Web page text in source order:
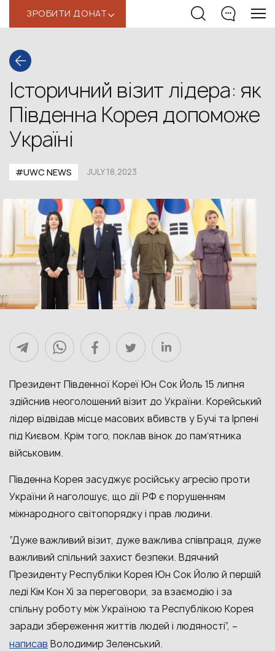
ЗРОБИТИ ДОНАТ‹
Історичний візит лідера: як
Південна Корея допоможе
Україні
#UWС NEWS JULY 18,2023
Президент Південної Кореї Юн Сок Йоль 15 липня
здійснив неоголошений візит до України. Корейський
лідер відвідав місце масових вбивств у Бучі та Ірпені
під Києвом. Крім того, поклав вінок до памʼятника
військовим.
Південна Корея засуджує російську агресію проти
України й наголошує, що дії РФ є порушенням
міжнародного світопорядку і прав людини.
“Дуже важливий візит, дуже важлива співпраця, дуже
важливий спільний захист безпеки. Вдячний
Президенту Республіки Корея Юн Сок Йолю й першій
леді Кім Кон Хі за переговори, за взаємодію і за
спільну роботу між Україною та Республікою Корея
заради збереження життів людей і людяності”, –
написав Володимир Зеленський.